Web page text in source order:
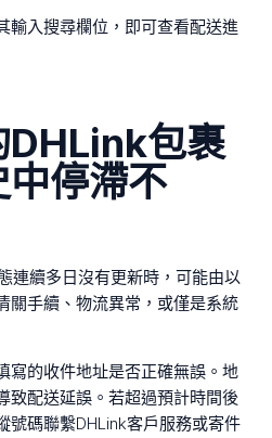
輸入搜尋欄位，即可查看配送進
DHLink包裹
停滯不
連續多日沒有更新時，可能由以
關手續、物流異常，或僅是系統
寫的收件地址是否正確無誤。地
致配送延誤。若超過預計時間後
號碼聯繫DHLink客戶服務或寄件